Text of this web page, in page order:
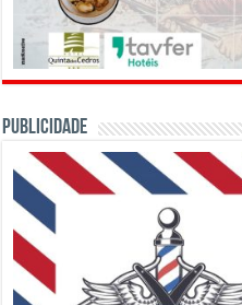
PUBLICIDADE